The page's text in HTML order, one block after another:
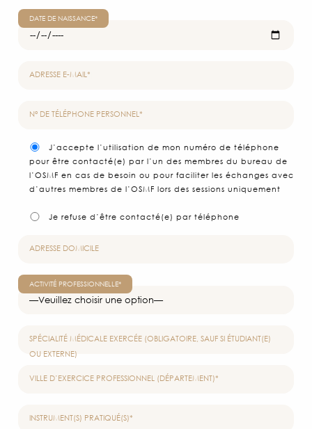
NOS
DATE DE NAISSANCE*
ADRESSE E-MAIL*
N° DE TÉLÉPHONE PERSONNEL*
J’accepte l’utilisation de mon numéro de téléphone
pour être contacté(e) par l’un des membres du bureau de
l’OSMF en cas de besoin ou pour faciliter les échanges avec
d’autres membres de l’OSMF lors des sessions uniquement
Je refuse d’être contacté(e) par téléphone
ADRESSE DOMICILE
ACTIVITÉ PROFESSIONNELLE*
SPÉCIALITÉ MÉDICALE EXERCÉE (OBLIGATOIRE, SAUF SI ÉTUDIANT(E)
OU EXTERNE)
VILLE D’EXERCICE PROFESSIONNEL (DÉPARTEMENT)*
INSTRUMENT(S) PRATIQUÉ(S)*